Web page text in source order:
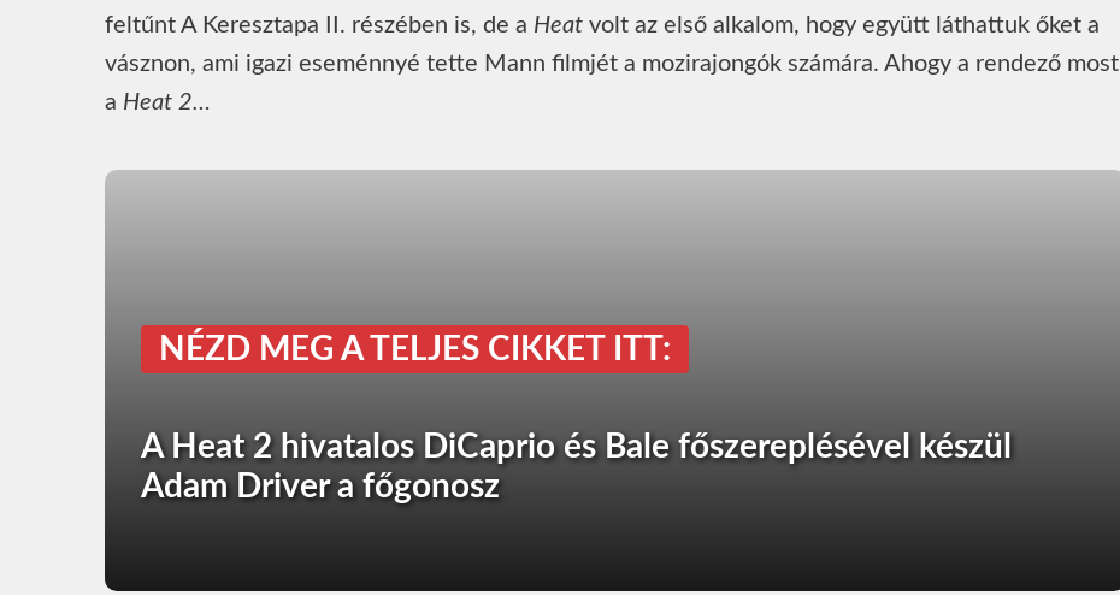
feltűnt A Keresztapa II. részében is, de a Heat volt az első alkalom, hogy együtt láthattuk őket a
vásznon, ami igazi eseménnyé tette Mann filmjét a mozirajongók számára. Ahogy a rendező most
a Heat 2…
NÉZD MEG A TELJES CIKKET ITT:
A Heat 2 hivatalos DiCaprio és Bale főszereplésével készül
Adam Driver a főgonosz